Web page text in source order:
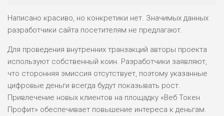
ВСЕМ
РИСКИ: НИЗКИЕ
БЮДЖЕТ: НИЗКИЙ
ОБЗОР
Написано красиво, но конкретики нет. Значимых данных
разработчики сайта посетителям не предлагают.
Для проведения внутренних транзакций авторы проекта
используют собственный коин. Разработчики заявляют,
что сторонняя эмиссия отсутствует, поэтому указанные
цифровые деньги всегда будут показывать рост.
Привлечение новых клиентов на площадку «Веб Токен
Профит» обеспечивает повышение интереса к деньгам.